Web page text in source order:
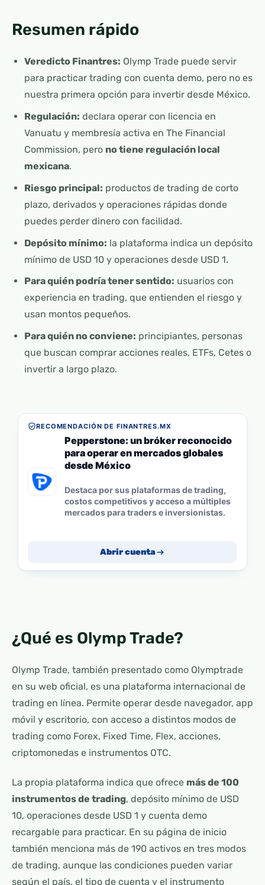
Resumen rápido
Veredicto Finantres: Olymp Trade puede servir
para practicar trading con cuenta demo, pero no es
nuestra primera opción para invertir desde México.
Regulación: declara operar con licencia en
Vanuatu y membresía activa en The Financial
Commission, pero no tiene regulación local
mexicana.
Riesgo principal: productos de trading de corto
plazo, derivados y operaciones rápidas donde
puedes perder dinero con facilidad.
Depósito mínimo: la plataforma indica un depósito
mínimo de USD 10 y operaciones desde USD 1.
Para quién podría tener sentido: usuarios con
experiencia en trading, que entienden el riesgo y
usan montos pequeños.
Para quién no conviene: principiantes, personas
que buscan comprar acciones reales, ETFs, Cetes o
invertir a largo plazo.
RECOMENDACIÓN DE FINANTRES.MX
Pepperstone: un bróker reconocido
para operar en mercados globales
desde México
Destaca por sus plataformas de trading,
costos competitivos y acceso a múltiples
mercados para traders e inversionistas.
Abrir cuenta
¿Qué es Olymp Trade?
Olymp Trade, también presentado como Olymptrade
en su web oficial, es una plataforma internacional de
trading en línea. Permite operar desde navegador, app
móvil y escritorio, con acceso a distintos modos de
trading como Forex, Fixed Time, Flex, acciones,
criptomonedas e instrumentos OTC.
La propia plataforma indica que ofrece más de 100
instrumentos de trading, depósito mínimo de USD
10, operaciones desde USD 1 y cuenta demo
recargable para practicar. En su página de inicio
también menciona más de 190 activos en tres modos
de trading, aunque las condiciones pueden variar
según el país, el tipo de cuenta y el instrumento